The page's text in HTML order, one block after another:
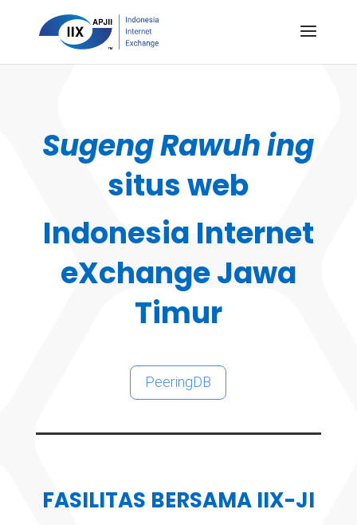
Sugeng Rawuh ing
situs web
Indonesia Internet
eXchange Jawa
Timur
PeeringDB
FASILITAS BERSAMA IIX-JI